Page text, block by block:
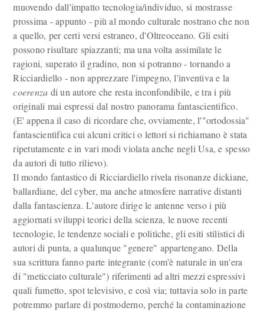
muovendo dall'impatto tecnologia/individuo, si mostrasse
prossima - appunto - più al mondo culturale nostrano che non
a quello, per certi versi estraneo, d'Oltreoceano. Gli esiti
possono risultare spiazzanti; ma una volta assimilate le
ragioni, superato il gradino, non si potranno - tornando a
Ricciardiello - non apprezzare l'impegno, l'inventiva e la
coerenza di un autore che resta inconfondibile, e tra i più
originali mai espressi dal nostro panorama fantascientifico.
(E' appena il caso di ricordare che, ovviamente, l'"ortodossia"
fantascientifica cui alcuni critici o lettori si richiamano è stata
ripetutamente e in vari modi violata anche negli Usa, e spesso
da autori di tutto rilievo).
Il mondo fantastico di Ricciardiello rivela risonanze dickiane,
ballardiane, del cyber, ma anche atmosfere narrative distanti
dalla fantascienza. L'autore dirige le antenne verso i più
aggiornati sviluppi teorici della scienza, le nuove recenti
tecnologie, le tendenze sociali e politiche, gli esiti stilistici di
autori di punta, a qualunque "genere" appartengano. Della
sua scrittura fanno parte integrante (com'è naturale in un'era
di "meticciato culturale") riferimenti ad altri mezzi espressivi
quali fumetto, spot televisivo, e così via; tuttavia solo in parte
potremmo parlare di postmoderno, perché la contaminazione